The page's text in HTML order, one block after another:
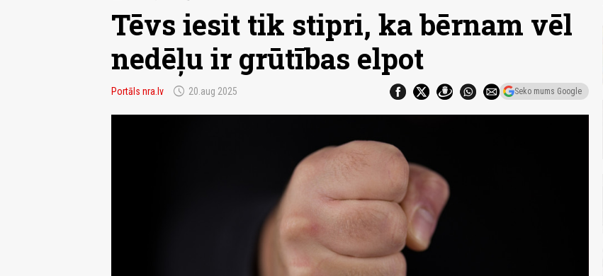
Tēvs iesit tik stipri, ka bērnam vēl
nedēļu ir grūtības elpot
Portāls nra.lv schedule 20.aug 2025 Seko mums Google